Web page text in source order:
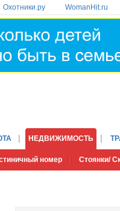
Охотники.ру WomanHit.ru
НЕДВИЖИМОСТЬ
номер Стоянки/